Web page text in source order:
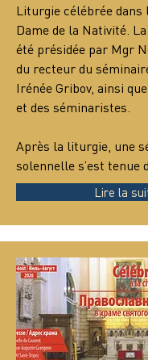
Liturgie célébrée dans
Dame de la Nativité.
été présidée par Mgr
du recteur du
Irénée Gribov, ainsi
et des séminaristes.
Après la liturgie, une
solennelle s’est tenue
Lire la